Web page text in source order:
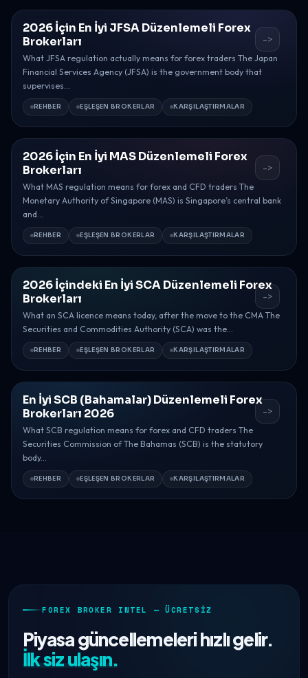
2026 İçin En İyi JFSA Düzenlemeli Forex
Brokerları
What JFSA regulation actually means for forex traders The Japan
Financial Services Agency (JFSA) is the government body that
supervises...
REHBER EŞLEŞEN BROKERLAR KARŞILAŞTIRMALAR
->
2026 İçin En İyi MAS Düzenlemeli Forex
Brokerları
What MAS regulation means for forex and CFD traders The
Monetary Authority of Singapore (MAS) is Singapore’s central bank
and...
REHBER EŞLEŞEN BROKERLAR KARŞILAŞTIRMALAR
->
2026 İçindeki En İyi SCA Düzenlemeli Forex
Brokerları
What an SCA licence means today, after the move to the CMA The
Securities and Commodities Authority (SCA) was the...
REHBER EŞLEŞEN BROKERLAR KARŞILAŞTIRMALAR
->
En İyi SCB (Bahamalar) Düzenlemeli Forex
Brokerları 2026
What SCB regulation means for forex and CFD traders The
Securities Commission of The Bahamas (SCB) is the statutory
body...
REHBER EŞLEŞEN BROKERLAR KARŞILAŞTIRMALAR
->
FOREX BROKER INTEL — ÜCRETSIZ
Piyasa güncellemeleri hızlı gelir.
İlk siz ulaşın.